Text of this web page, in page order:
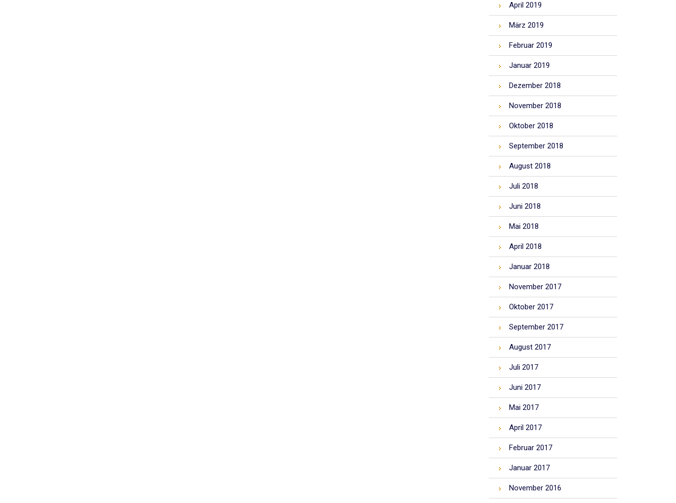
April 2019
März 2019
Februar 2019
Januar 2019
Dezember 2018
November 2018
Oktober 2018
September 2018
August 2018
Juli 2018
Juni 2018
Mai 2018
April 2018
Januar 2018
November 2017
Oktober 2017
September 2017
August 2017
Juli 2017
Juni 2017
Mai 2017
April 2017
Februar 2017
Januar 2017
November 2016